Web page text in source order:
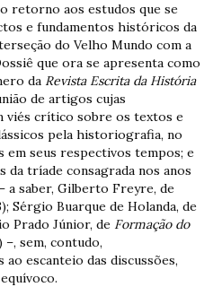
retorno aos estudos que se
e fundamentos históricos da
do Velho Mundo com a
que ora se apresenta como
da Revista Escrita da História
de artigos cujas
viés crítico sobre os textos e
pela historiografia, no
seus respectivos tempos; e
da tríade consagrada nos anos
a saber, Gilberto Freyre, de
Sérgio Buarque de Holanda, de
Prado Júnior, de Formação do
–, sem, contudo,
escanteio das discussões,